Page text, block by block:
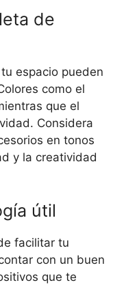
de
espacio pueden
como el
que el
Considera
en tonos
y la creatividad
útil
facilitar tu
con un buen
que te